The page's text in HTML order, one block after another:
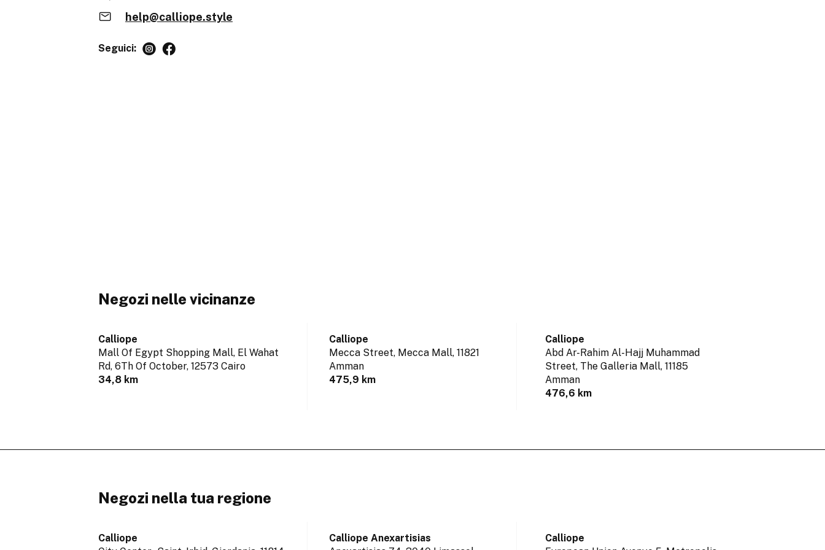
help@calliope.style
Seguici:
Negozi nelle vicinanze
Calliope
Mall Of Egypt Shopping Mall, El Wahat
Rd, 6Th Of October, 12573 Cairo
34,8 km
Calliope
Mecca Street, Mecca Mall, 11821
Amman
475,9 km
Calliope
Abd Ar-Rahim Al-Hajj Muhammad
Street, The Galleria Mall, 11185
Amman
476,6 km
Negozi nella tua regione
Calliope
Calliope Anexartisias
Calliope